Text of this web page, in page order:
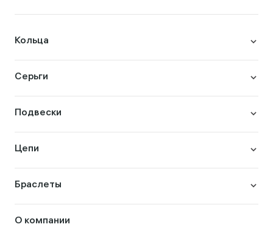
Кольца
Серьги
Подвески
Цепи
Браслеты
О компании